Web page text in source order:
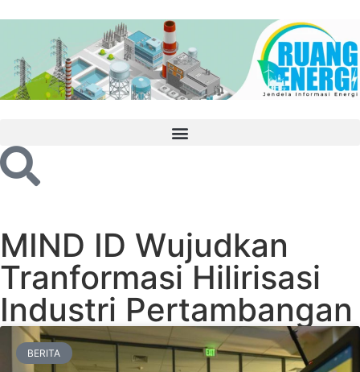
MIND ID Wujudkan
Tranformasi Hilirisasi
Industri Pertambangan
BERITA